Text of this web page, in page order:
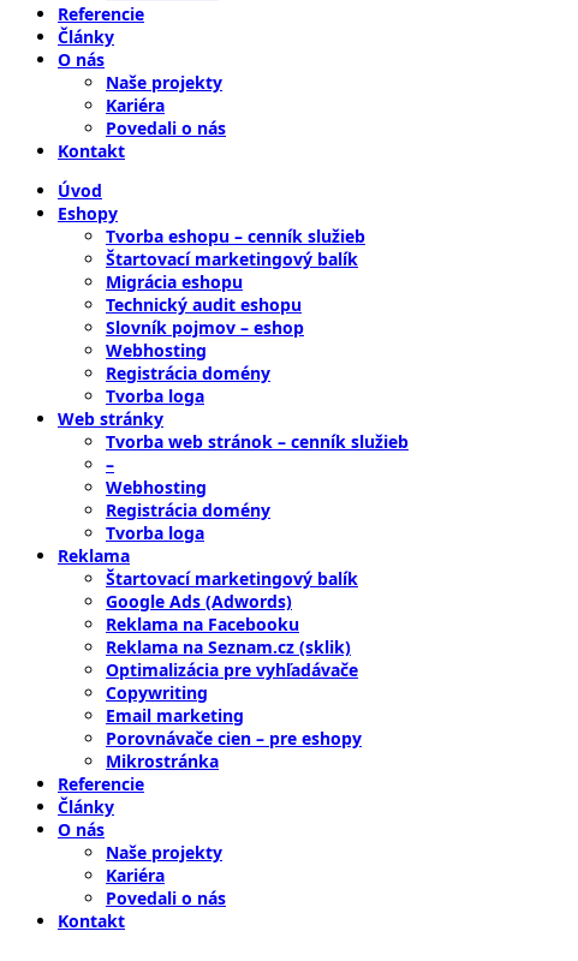
Referencie
Články
O nás
Naše projekty
Kariéra
Povedali o nás
Kontakt
Úvod
Eshopy
Tvorba eshopu – cenník služieb
Štartovací marketingový balík
Migrácia eshopu
Technický audit eshopu
Slovník pojmov – eshop
Webhosting
Registrácia domény
Tvorba loga
Web stránky
Tvorba web stránok – cenník služieb
–
Webhosting
Registrácia domény
Tvorba loga
Reklama
Štartovací marketingový balík
Google Ads (Adwords)
Reklama na Facebooku
Reklama na Seznam.cz (sklik)
Optimalizácia pre vyhľadávače
Copywriting
Email marketing
Porovnávače cien – pre eshopy
Mikrostránka
Referencie
Články
O nás
Naše projekty
Kariéra
Povedali o nás
Kontakt